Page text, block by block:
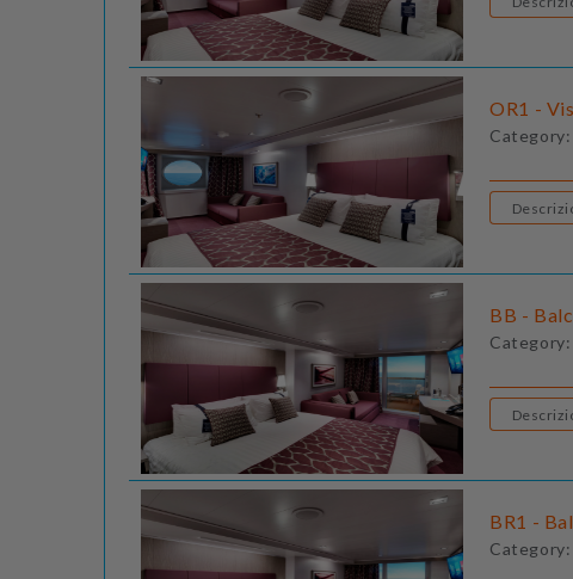
OR1 -
Category:
BB -
Category:
BR1 -
Category: